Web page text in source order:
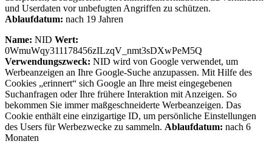
und Userdaten vor unbefugten Angriffen zu schützen.
Ablaufdatum: nach 19 Jahren
Name: NID Wert:
0WmuWqy311178456zILzqV_nmt3sDXwPeM5Q
Verwendungszweck: NID wird von Google verwendet, um
Werbeanzeigen an Ihre Google-Suche anzupassen. Mit Hilfe des
Cookies „erinnert“ sich Google an Ihre meist eingegebenen
Suchanfragen oder Ihre frühere Interaktion mit Anzeigen. So
bekommen Sie immer maßgeschneiderte Werbeanzeigen. Das
Cookie enthält eine einzigartige ID, um persönliche Einstellungen
des Users für Werbezwecke zu sammeln. Ablaufdatum: nach 6
Monaten